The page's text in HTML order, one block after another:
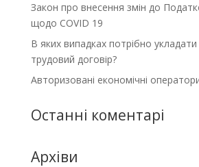
Закон про внесення змін до
щодо COVID 19
В яких випадках потрібно
трудовий договір?
Авторизовані економічні
Останні коментарі
Архіви